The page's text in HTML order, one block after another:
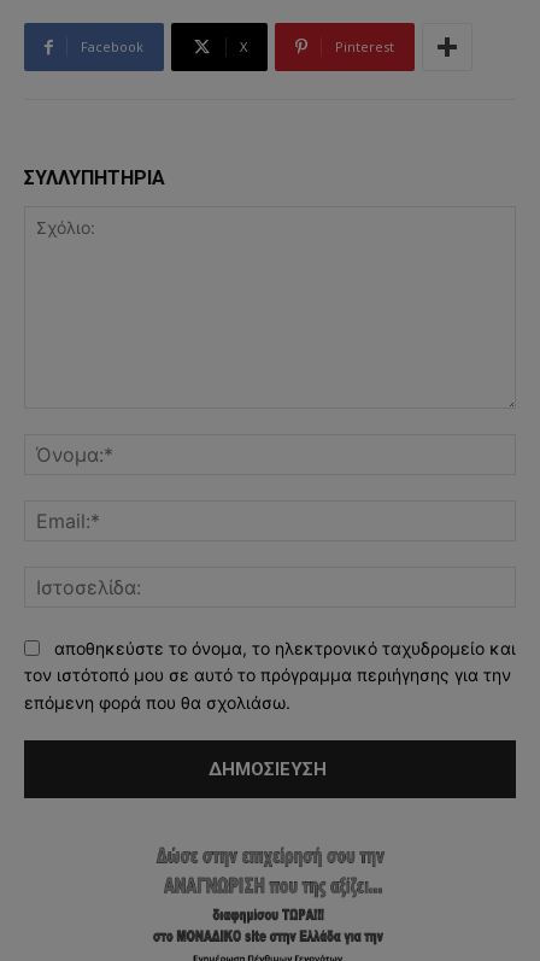
Facebook X Pinterest
ΣΥΛΛΥΠΗΤΗΡΙΑ
αποθηκεύστε το όνομα, το ηλεκτρονικό ταχυδρομείο και
τον ιστότοπό μου σε αυτό το πρόγραμμα περιήγησης για την
επόμενη φορά που θα σχολιάσω.